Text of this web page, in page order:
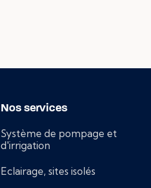
Nos services
Système de pompage et
d'irrigation
Eclairage, sites isolés